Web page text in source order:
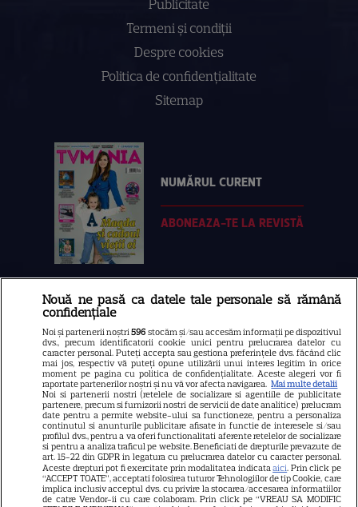
Publicitate
Termeni și condiții
Despre cookies
Politica de confidenţialitate
Sitemap
NUMĂRUL CURENT
ABONEAZA-TE LA REVISTĂ
Libertatea
Libertatea pentru femei
GSP
Știri mondene
Avantaje
Elle
Unica
Retete practice
Nouă ne pasă ca datele tale personale să rămână
confidențiale
Noi și partenerii noștri596 stocăm și/sau accesăm informații pe dispozitivul
dvs., precum identificatorii cookie unici pentru prelucrarea datelor cu
caracter personal. Puteți accepta sau gestiona preferințele dvs. făcând clic
mai jos, respectiv vă puteți opune utilizării unui interes legitim în orice
moment pe pagina cu politica de confidențialitate. Aceste alegeri vor fi
raportate partenerilor noștri și nu vă vor afecta navigarea. Mai multe detalii
Noi si partenerii nostri (retelele de socializare si agentiile de publicitate
partenere, precum si furnizorii nostri de servicii de date analitice) prelucram
date pentru a permite website-ului sa functioneze, pentru a personaliza
continutul si anunturile publicitare afisate in functie de interesele si/sau
profilul dvs., pentru a va oferi functionalitati aferente retelelor de socializare
si pentru a analiza traficul pe website. Beneficiati de drepturile prevazute de
art. 15-22 din GDPR in legatura cu prelucrarea datelor cu caracter personal.
Aceste drepturi pot fi exercitate prin modalitatea indicataaici. Prin click pe
“ACCEPT TOATE”, acceptati folosirea tuturor Tehnologiilor de tip Cookie, care
implica inclusiv acceptul dvs. cu privire la stocarea/accesarea informatiilor
de catre Vendor-ii cu care colaboram. Prin click pe “VREAU SA MODIFIC